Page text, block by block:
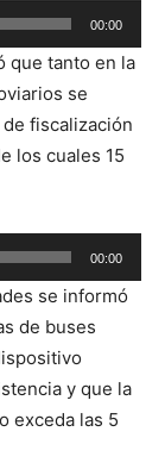
00:00
que tanto en la
se
fiscalización
los cuales 15
00:00
se informó
de buses
y que la
exceda las 5